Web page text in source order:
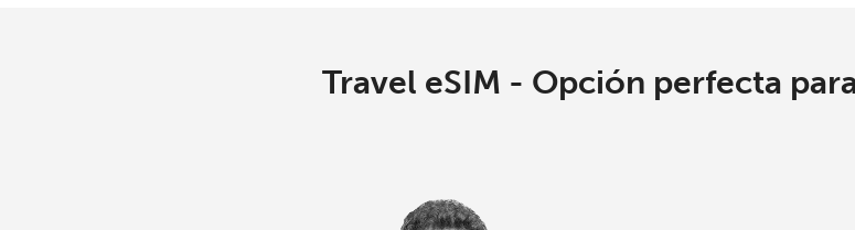
o
Travel eSIM - Opción perfecta